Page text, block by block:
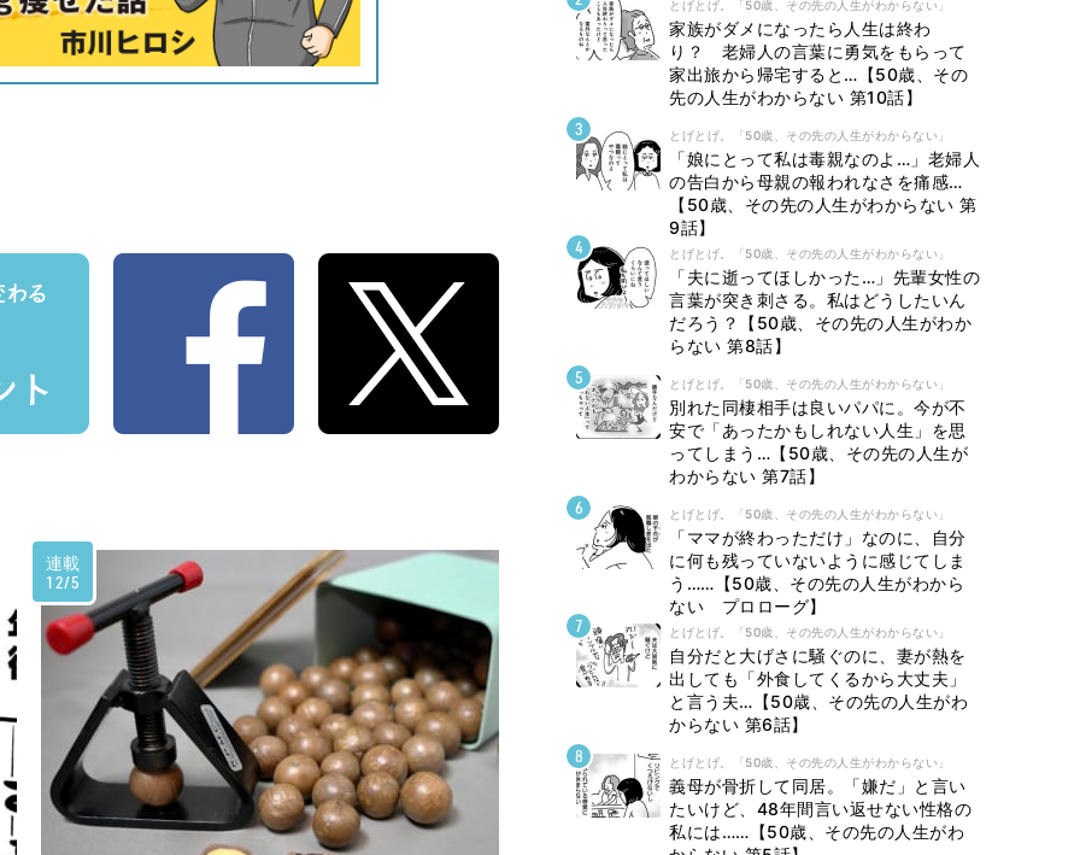
連載
12/5
とげとげ。「50歳、その先の人生がわからない」
家族がダメになったら人生は終わ
り？ 老婦人の言葉に勇気をもらって
家出旅から帰宅すると…【50歳、その
先の人生がわからない 第10話】
とげとげ。「50歳、その先の人生がわからない」
「娘にとって私は毒親なのよ…」老婦人
の告白から母親の報われなさを痛感…
【50歳、その先の人生がわからない 第
9話】
とげとげ。「50歳、その先の人生がわからない」
「夫に逝ってほしかった…」先輩女性の
言葉が突き刺さる。私はどうしたいん
だろう？【50歳、その先の人生がわか
らない 第8話】
とげとげ。「50歳、その先の人生がわからない」
別れた同棲相手は良いパパに。今が不
安で「あったかもしれない人生」を思
ってしまう…【50歳、その先の人生が
わからない 第7話】
とげとげ。「50歳、その先の人生がわからない」
「ママが終わっただけ」なのに、自分
に何も残っていないように感じてしま
う……【50歳、その先の人生がわから
ない プロローグ】
とげとげ。「50歳、その先の人生がわからない」
自分だと大げさに騒ぐのに、妻が熱を
出しても「外食してくるから大丈夫」
と言う夫…【50歳、その先の人生がわ
からない 第6話】
とげとげ。「50歳、その先の人生がわからない」
義母が骨折して同居。「嫌だ」と言い
たいけど、48年間言い返せない性格の
私には……【50歳、その先の人生がわ